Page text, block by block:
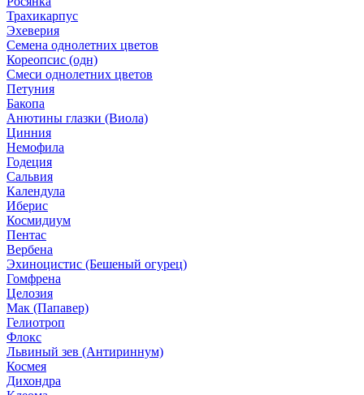
Трахикарпус
Эхеверия
Семена однолетних цветов
Кореопсис (одн)
Смеси однолетних цветов
Петуния
Бакопа
Анютины глазки (Виола)
Цинния
Немофила
Годеция
Сальвия
Календула
Иберис
Космидиум
Пентас
Вербена
Эхиноцистис (Бешеный огурец)
Гомфрена
Целозия
Мак (Папавер)
Гелиотроп
Флокс
Львиный зев (Антириннум)
Космея
Дихондра